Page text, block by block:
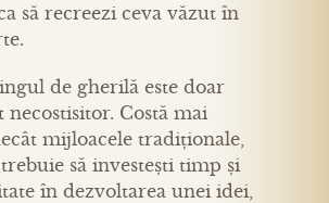
să recreezi ceva văzut în
de gherilă este doar
necostisitor. Costă mai
mijloacele tradiționale,
să investești timp și
în dezvoltarea unei idei,